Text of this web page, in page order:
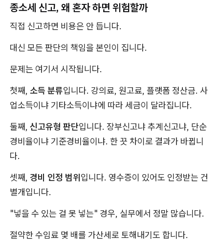
종소세 신고, 왜 혼자 하면 위험할까
직접 신고하면 비용은 안 듭니다.
대신 모든 판단의 책임을 본인이 집니다.
문제는 여기서 시작됩니다.
첫째, 소득 분류입니다. 강의료, 원고료, 플랫폼 정산금. 사
업소득이냐 기타소득이냐에 따라 세금이 달라집니다.
둘째, 신고유형 판단입니다. 장부신고냐 추계신고냐, 단순
경비율이냐 기준경비율이냐. 한 끗 차이로 결과가 바뀝니
다.
셋째, 경비 인정 범위입니다. 영수증이 있어도 인정받는 건
별개입니다.
"넣을 수 있는 걸 못 넣는" 경우, 실무에서 정말 많습니다.
절약한 수임료 몇 배를 가산세로 토해내기도 합니다.